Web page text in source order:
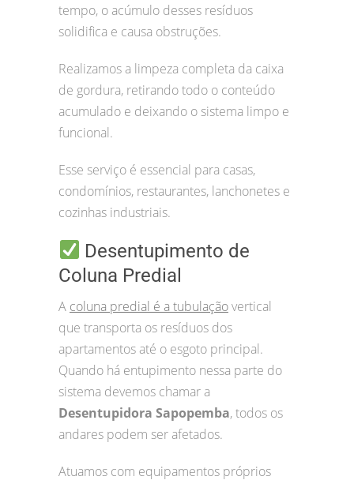
tempo, o acúmulo desses resíduos
solidifica e causa obstruções.
Realizamos a limpeza completa da caixa
de gordura, retirando todo o conteúdo
acumulado e deixando o sistema limpo e
funcional.
Esse serviço é essencial para casas,
condomínios, restaurantes, lanchonetes e
cozinhas industriais.
Desentupimento de
Coluna Predial
A coluna predial é a tubulaçãovertical
que transporta os resíduos dos
apartamentos até o esgoto principal.
Quando há entupimento nessa parte do
sistema devemos chamar a
Desentupidora Sapopemba, todos os
andares podem ser afetados.
Atuamos com equipamentos próprios